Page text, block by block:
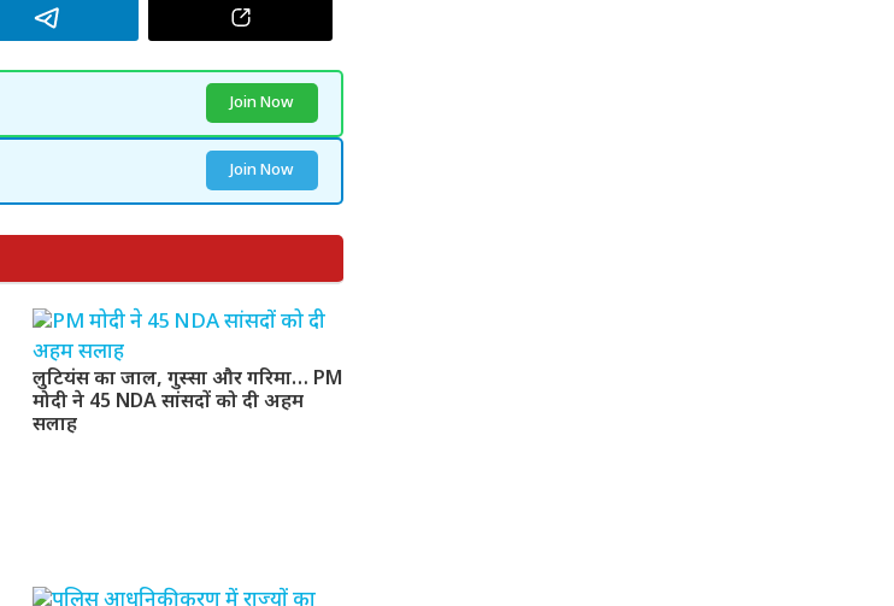
Join Now
Join Now
लुटियंस का जाल, गुस्सा और गरिमा… PM
मोदी ने 45 NDA सांसदों को दी अहम
सलाह